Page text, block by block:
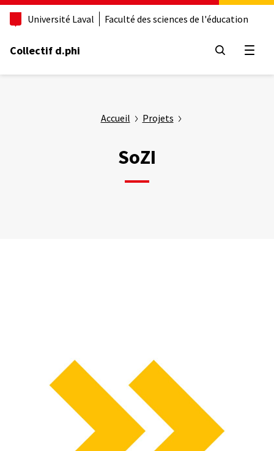
Aller
principal
Université Laval Faculté des sciences de l'éducation
Collectif d.phi
Accueil Projets
SoZI